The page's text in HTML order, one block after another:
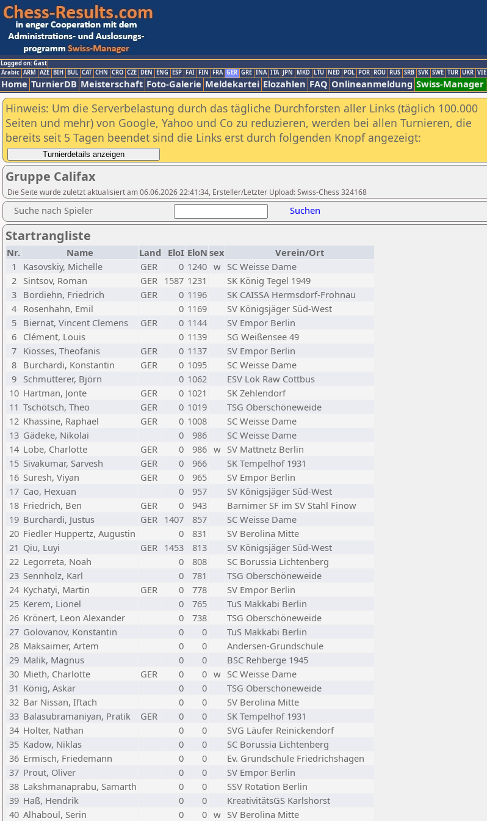
Logged on: Gast
Arabic ARM AZE BIH BUL CAT CHN CRO CZE DEN ENG ESP FAI FIN FRA GER GRE INA ITA JPN MKD LTU NED POL POR ROU RUS SRB SVK SWE TUR UKR VIE
Home TurnierDB Meisterschaft Foto-Galerie Meldekartei Elozahlen FAQ Onlineanmeldung Swiss-Manager
Hinweis: Um die Serverbelastung durch das tägliche Durchforsten aller Links (täglich 100.000
Seiten und mehr) von Google, Yahoo und Co zu reduzieren, werden bei allen Turnieren, die
bereits seit 5 Tagen beendet sind die Links erst durch folgenden Knopf angezeigt:
Gruppe Califax
Die Seite wurde zuletzt aktualisiert am 06.06.2026 22:41:34, Ersteller/Letzter Upload: Swiss-Chess 324168
Suche nach Spieler Suchen
Startrangliste
Nr. Name Land EloI EloN sex
Verein/Ort
1
Kasovskiy, Michelle GER 0 1240 w SC Weisse Dame
2
Sintsov, Roman GER 1587 1231
SK König Tegel 1949
3
Bordiehn, Friedrich GER 0 1196
SK CAISSA Hermsdorf-Frohnau
4
Rosenhahn, Emil 0 1169
SV Königsjäger Süd-West
5
Biernat, Vincent Clemens GER 0 1144
SV Empor Berlin
6
Clément, Louis 0 1139
SG Weißensee 49
7
Kiosses, Theofanis GER 0 1137
SV Empor Berlin
8
Burchardi, Konstantin GER 0 1095
SC Weisse Dame
9
Schmutterer, Björn 0 1062
ESV Lok Raw Cottbus
10 Hartman, Jonte GER 0 1021
SK Zehlendorf
11 Tschötsch, Theo GER 0 1019
TSG Oberschöneweide
12 Khassine, Raphael GER 0 1008
SC Weisse Dame
13 Gädeke, Nikolai 0 986
SC Weisse Dame
14 Lobe, Charlotte GER 0 986 w SV Mattnetz Berlin
15 Sivakumar, Sarvesh GER 0 966
SK Tempelhof 1931
16 Suresh, Viyan GER 0 965
SV Empor Berlin
17 Cao, Hexuan 0 957
SV Königsjäger Süd-West
18 Friedrich, Ben GER 0 943
Barnimer SF im SV Stahl Finow
19 Burchardi, Justus GER 1407 857
SC Weisse Dame
20 Fiedler Huppertz, Augustin 0 831
SV Berolina Mitte
21 Qiu, Luyi GER 1453 813
SV Königsjäger Süd-West
22 Legorreta, Noah 0 808
SC Borussia Lichtenberg
23 Sennholz, Karl 0 781
TSG Oberschöneweide
24 Kychatyi, Martin GER 0 778
SV Empor Berlin
25 Kerem, Lionel 0 765
TuS Makkabi Berlin
26 Krönert, Leon Alexander 0 738
TSG Oberschöneweide
27 Golovanov, Konstantin 0 0
TuS Makkabi Berlin
28 Maksaimer, Artem 0 0
Andersen-Grundschule
29 Malik, Magnus 0 0
BSC Rehberge 1945
30 Mieth, Charlotte GER 0 0 w SC Weisse Dame
31 König, Askar 0 0
TSG Oberschöneweide
32 Bar Nissan, Iftach 0 0
SV Berolina Mitte
33 Balasubramaniyan, Pratik GER 0 0
SK Tempelhof 1931
34 Holter, Nathan 0 0
SVG Läufer Reinickendorf
35 Kadow, Niklas 0 0
SC Borussia Lichtenberg
36 Ermisch, Friedemann 0 0
Ev. Grundschule Friedrichshagen
37 Prout, Oliver 0 0
SV Empor Berlin
38 Lakshmanaprabu, Samarth 0 0
SSV Rotation Berlin
39 Haß, Hendrik 0 0
KreativitätsGS Karlshorst
40 Alhaboul, Serin 0 0 w SV Berolina Mitte